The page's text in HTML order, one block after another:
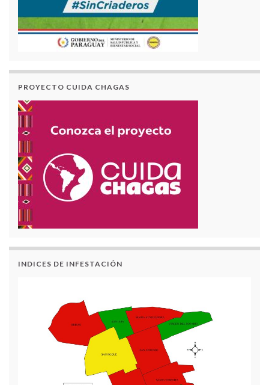
PROYECTO CUIDA CHAGAS
INDICES DE INFESTACIÓN